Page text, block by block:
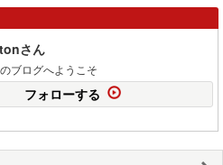
さん
ブログへようこそ
フォローする